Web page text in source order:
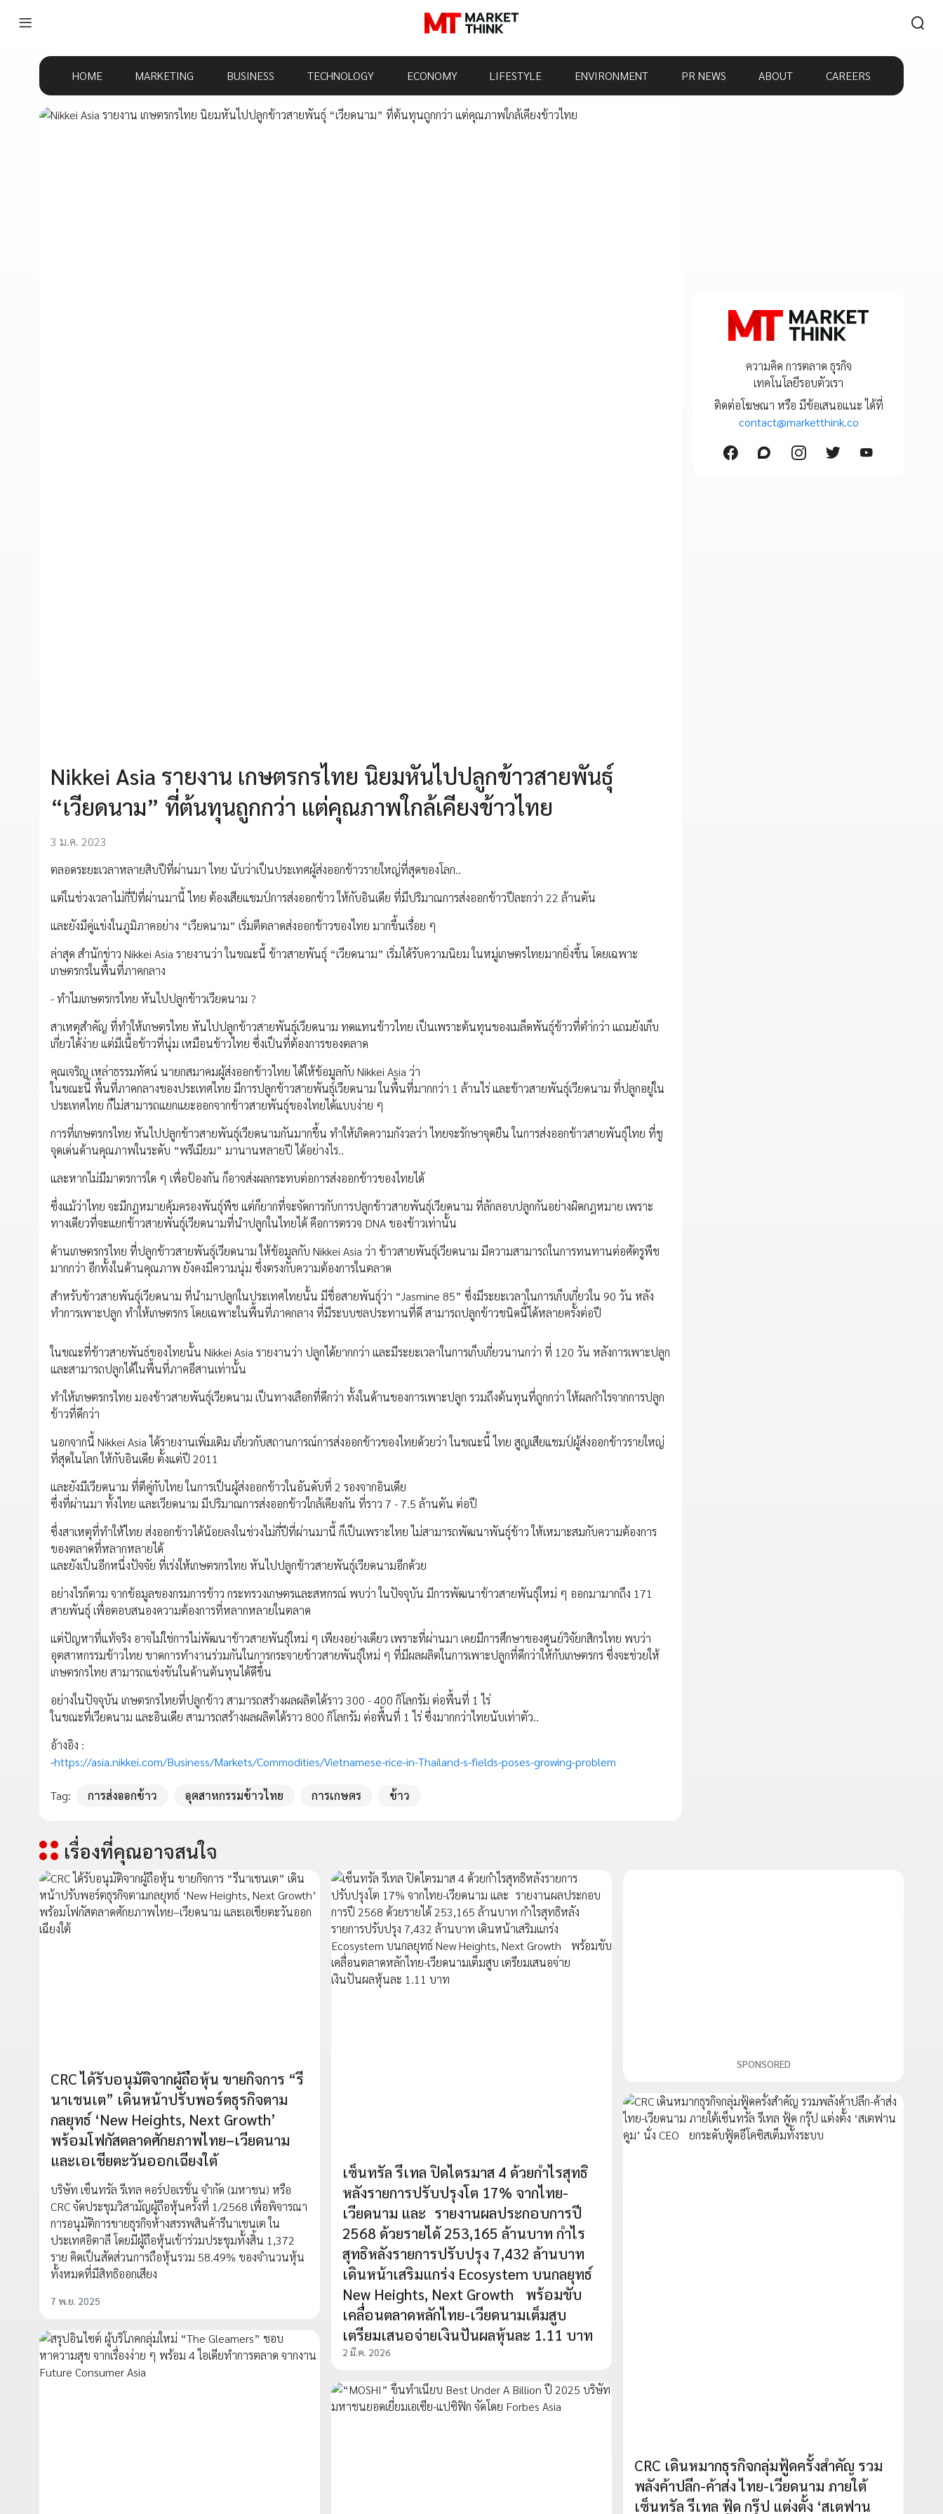
HOME MARKETING BUSINESS TECHNOLOGY ECONOMY LIFESTYLE ENVIRONMENT PR NEWS ABOUT CAREERS
Nikkei Asia รายงาน เกษตรกรไทย นิยมหันไปปลูกข้าวสายพันธุ์
“เวียดนาม” ที่ต้นทุนถูกกว่า แต่คุณภาพใกล้เคียงข้าวไทย
3 ม.ค. 2023
ตลอดระยะเวลาหลายสิบปีที่ผ่านมา ไทย นับว่าเป็นประเทศผู้ส่งออกข้าวรายใหญ่ที่สุดของโลก..
แต่ในช่วงเวลาไม่กี่ปีที่ผ่านมานี้ ไทย ต้องเสียแชมป์การส่งออกข้าว ให้กับอินเดีย ที่มีปริมาณการส่งออกข้าวปีละกว่า 22 ล้านตัน
และยังมีคู่แข่งในภูมิภาคอย่าง “เวียดนาม” เริ่มตีตลาดส่งออกข้าวของไทย มากขึ้นเรื่อย ๆ
ล่าสุด สำนักข่าว Nikkei Asia รายงานว่า ในขณะนี้ ข้าวสายพันธ์ุ “เวียดนาม” เริ่มได้รับความนิยม ในหมู่เกษตรไทยมากยิ่งขึ้น โดยเฉพาะ
เกษตรกรในพื้นที่ภาคกลาง
- ทำไมเกษตรกรไทย หันไปปลูกข้าวเวียดนาม ?
สาเหตุสำคัญ ที่ทำให้เกษตรไทย หันไปปลูกข้าวสายพันธ์ุเวียดนาม ทดแทนข้าวไทย เป็นเพราะต้นทุนของเมล็ดพันธุ์ข้าวที่ตำ่กว่า แถมยังเก็บ
เกี่ยวได้ง่าย แต่มีเนื้อข้าวที่นุ่ม เหมือนข้าวไทย ซึ่งเป็นที่ต้องการของตลาด
คุณเจริญ เหล่าธรรมทัศน์ นายกสมาคมผู้ส่งออกข้าวไทย ได้ให้ข้อมูลกับ Nikkei Asia ว่า
ในขณะนี้ พื้นที่ภาคกลางของประเทศไทย มีการปลูกข้าวสายพันธ์ุเวียดนาม ในพื้นที่มากกว่า 1 ล้านไร่ และข้าวสายพันธ์ุเวียดนาม ที่ปลูกอยู่ใน
ประเทศไทย ก็ไม่สามารถแยกแยะออกจากข้าวสายพันธ์ุของไทยได้แบบง่าย ๆ
การที่เกษตรกรไทย หันไปปลูกข้าวสายพันธ์ุเวียดนามกันมากขึ้น ทำให้เกิดความกังวลว่า ไทยจะรักษาจุดยืน ในการส่งออกข้าวสายพันธ์ุไทย ที่ชู
จุดเด่นด้านคุณภาพในระดับ “พรีเมียม” มานานหลายปี ได้อย่างไร..
และหากไม่มีมาตรการใด ๆ เพื่อป้องกัน ก็อาจส่งผลกระทบต่อการส่งออกข้าวของไทยได้
ซึ่งแม้ว่าไทย จะมีกฎหมายคุ้มครองพันธุ์พืช แต่ก็ยากที่จะจัดการกับการปลูกข้าวสายพันธ์ุเวียดนาม ที่ลักลอบปลูกกันอย่างผิดกฎหมาย เพราะ
ทางเดียวที่จะแยกข้าวสายพันธ์ุเวียดนามที่นำปลูกในไทยได้ คือการตรวจ DNA ของข้าวเท่านั้น
ด้านเกษตรกรไทย ที่ปลูกข้าวสายพันธ์ุเวียดนาม ให้ข้อมูลกับ Nikkei Asia ว่า ข้าวสายพันธุ์เวียดนาม มีความสามารถในการทนทานต่อศัตรูพืช
มากกว่า อีกทั้งในด้านคุณภาพ ยังคงมีความนุ่ม ซึ่งตรงกับความต้องการในตลาด
สำหรับข้าวสายพันธุ์เวียดนาม ที่นำมาปลูกในประเทศไทยนั้น มีชื่อสายพันธุ์ว่า “Jasmine 85” ซึ่งมีระยะเวลาในการเก็บเกี่ยวใน 90 วัน หลัง
ทำการเพาะปลูก ทำให้เกษตรกร โดยเฉพาะในพื้นที่ภาคกลาง ที่มีระบบชลประทานที่ดี สามารถปลูกข้าวชนิดนี้ได้หลายครั้งต่อปี
ในขณะที่ข้าวสายพันธ์ของไทยนั้น Nikkei Asia รายงานว่า ปลูกได้ยากกว่า และมีระยะเวลาในการเก็บเกี่ยวนานกว่า ที่ 120 วัน หลังการเพาะปลูก
และสามารถปลูกได้ในพื้นที่ภาคอีสานเท่านั้น
ทำให้เกษตรกรไทย มองข้าวสายพันธ์ุเวียดนาม เป็นทางเลือกที่ดีกว่า ทั้งในด้านของการเพาะปลูก รวมถึงต้นทุนที่ถูกกว่า ให้ผลกำไรจากการปลูก
ข้าวที่ดีกว่า
นอกจากนี้ Nikkei Asia ได้รายงานเพิ่มเติม เกี่ยวกับสถานการณ์การส่งออกข้าวของไทยด้วยว่า ในขณะนี้ ไทย สูญเสียแชมป์ผู้ส่งออกข้าวรายใหญ่
ที่สุดในโลก ให้กับอินเดีย ตั้งแต่ปี 2011
และยังมีเวียดนาม ที่ตีคู่กับไทย ในการเป็นผู้ส่งออกข้าวในอันดับที่ 2 รองจากอินเดีย
ซึ่งที่ผ่านมา ทั้งไทย และเวียดนาม มีปริมาณการส่งออกข้าวใกล้เคียงกัน ที่ราว 7 - 7.5 ล้านตัน ต่อปี
ซึ่งสาเหตุที่ทำให้ไทย ส่งออกข้าวได้น้อยลงในช่วงไม่กี่ปีที่ผ่านมานี้ ก็เป็นเพราะไทย ไม่สามารถพัฒนาพันธุ์ข้าว ให้เหมาะสมกับความต้องการ
ของตลาดที่หลากหลายได้
และยังเป็นอีกหนึ่งปัจจัย ที่เร่งให้เกษตรกรไทย หันไปปลูกข้าวสายพันธ์ุเวียดนามอีกด้วย
อย่างไรก็ตาม จากข้อมูลของกรมการข้าว กระทรวงเกษตรและสหกรณ์ พบว่า ในปัจจุบัน มีการพัฒนาข้าวสายพันธ์ุใหม่ ๆ ออกมามากถึง 171
สายพันธุ์ เพื่อตอบสนองความต้องการที่หลากหลายในตลาด
แต่ปัญหาที่แท้จริง อาจไม่ใช่การไม่พัฒนาข้าวสายพันธ์ุใหม่ ๆ เพียงอย่างเดียว เพราะที่ผ่านมา เคยมีการศึกษาของศูนย์วิจัยกสิกรไทย พบว่า
อุตสาหกรรมข้าวไทย ขาดการทำงานร่วมกันในการกระจายข้าวสายพันธ์ุใหม่ ๆ ที่มีผลผลิตในการเพาะปลูกที่ดีกว่าให้กับเกษตรกร ซึ่งจะช่วยให้
เกษตรกรไทย สามารถแข่งขันในด้านต้นทุนได้ดีขึ้น
อย่างในปัจจุบัน เกษตรกรไทยที่ปลูกข้าว สามารถสร้างผลผลิตได้ราว 300 - 400 กิโลกรัม ต่อพื้นที่ 1 ไร่
ในขณะที่เวียดนาม และอินเดีย สามารถสร้างผลผลิตได้ราว 800 กิโลกรัม ต่อพื้นที่ 1 ไร่ ซึ่งมากกว่าไทยนับเท่าตัว..
อ้างอิง :
-https://asia.nikkei.com/Business/Markets/Commodities/Vietnamese-rice-in-Thailand-s-fields-poses-growing-problem
Tag: การส่งออกข้าว อุตสาหกรรมข้าวไทย การเกษตร ข้าว
ความคิด การตลาด ธุรกิจ
เทคโนโลยีรอบตัวเรา
ติดต่อโฆษณา หรือ มีข้อเสนอแนะ ได้ที่
contact@marketthink.co
เรื่องที่คุณอาจสนใจ
CRC ได้รับอนุมัติจากผู้ถือหุ้น ขายกิจการ “รี
นาเชนเต” เดินหน้าปรับพอร์ตธุรกิจตาม
กลยุทธ์ ‘New Heights, Next Growth’
พร้อมโฟกัสตลาดศักยภาพไทย–เวียดนาม
และเอเชียตะวันออกเฉียงใต้
บริษัท เซ็นทรัล รีเทล คอร์ปอเรชั่น จำกัด (มหาชน) หรือ
CRC จัดประชุมวิสามัญผู้ถือหุ้นครั้งที่ 1/2568 เพื่อพิจารณา
การอนุมัติการขายธุรกิจห้างสรรพสินค้ารีนาเชนเต ใน
ประเทศอิตาลี โดยมีผู้ถือหุ้นเข้าร่วมประชุมทั้งสิ้น 1,372
ราย คิดเป็นสัดส่วนการถือหุ้นรวม 58.49% ของจำนวนหุ้น
ทั้งหมดที่มีสิทธิออกเสียง
7 พ.ย. 2025
เซ็นทรัล รีเทล ปิดไตรมาส 4 ด้วยกำไรสุทธิ
หลังรายการปรับปรุงโต 17% จากไทย-
เวียดนาม และ รายงานผลประกอบการปี
2568 ด้วยรายได้ 253,165 ล้านบาท กำไร
สุทธิหลังรายการปรับปรุง 7,432 ล้านบาท
เดินหน้าเสริมแกร่ง Ecosystem บนกลยุทธ์
New Heights, Next Growth พร้อมขับ
เคลื่อนตลาดหลักไทย-เวียดนามเต็มสูบ
เตรียมเสนอจ่ายเงินปันผลหุ้นละ 1.11 บาท
2 มี.ค. 2026
SPONSORED
CRC เดินหมากธุรกิจกลุ่มฟู้ดครั้งสำคัญ รวม
พลังค้าปลีก-ค้าส่ง ไทย-เวียดนาม ภายใต้
เซ็นทรัล รีเทล ฟู้ด กรุ๊ป แต่งตั้ง ‘สเตฟาน